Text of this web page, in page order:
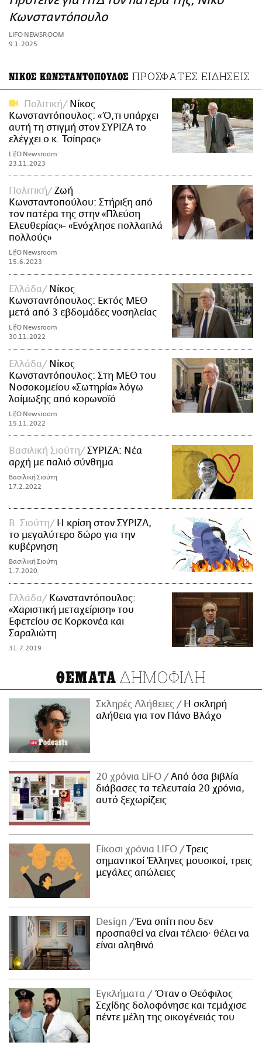
ΑΜΠΑ
PRINT
Κωνσταντόπουλο
LIFO NEWSROOM
9.1.2025
ΝΙΚΟΣ ΚΩΝΣΤΑΝΤΟΠΟΥΛΟΣ ΠΡΟΣΦΑΤΕΣ ΕΙΔΗΣΕΙΣ
Πολιτική
Νίκος
Κωνσταντόπουλος: «Ό,τι υπάρχει
αυτή τη στιγμή στον ΣΥΡΙΖΑ το
ελέγχει ο κ. Τσίπρας»
LifO Newsroom
23.11.2023
Πολιτική
Ζωή
Κωνσταντοπούλου: Στήριξη από
τον πατέρα της στην «Πλεύση
Ελευθερίας»- «Ενόχλησε πολλαπλά
πολλούς»
LifO Newsroom
15.6.2023
Ελλάδα
Νίκος
Κωνσταντόπουλος: Εκτός ΜΕΘ
μετά από 3 εβδομάδες νοσηλείας
LifO Newsroom
30.11.2022
Ελλάδα
Νίκος
Κωνσταντόπουλος: Στη ΜΕΘ του
Νοσοκομείου «Σωτηρία» λόγω
λοίμωξης από κορωνοϊό
LifO Newsroom
15.11.2022
Βασιλική Σιούτη
ΣΥΡΙΖΑ: Νέα
αρχή με παλιό σύνθημα
Βασιλική Σιούτη
17.2.2022
Β. Σιούτη
H κρίση στον ΣΥΡΙΖΑ,
το μεγαλύτερο δώρο για την
κυβέρνηση
Βασιλική Σιούτη
1.7.2020
Ελλάδα
Κωνσταντόπουλος:
«Χαριστική μεταχείριση» του
Εφετείου σε Κορκονέα και
Σαραλιώτη
31.7.2019
ΘΕΜΑΤΑ ΔΗΜΟΦΙΛΗ
Σκληρές Αλήθειες
H σκληρή
αλήθεια για τον Πάνο Βλάχο
20 χρόνια LiFO
Από όσα βιβλία
διάβασες τα τελευταία 20 χρόνια,
αυτό ξεχωρίζεις
Είκοσι χρόνια LIFO
Tρεις
σημαντικοί Έλληνες μουσικοί, τρεις
μεγάλες απώλειες
Design
Ένα σπίτι που δεν
προσπαθεί να είναι τέλειο· θέλει να
είναι αληθινό
Εγκλήματα
Όταν ο Θεόφιλος
Σεχίδης δολοφόνησε και τεμάχισε
πέντε μέλη της οικογένειάς του